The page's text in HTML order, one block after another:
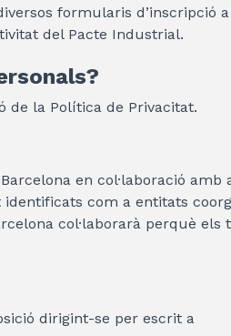
formularis d’inscripció
del Pacte Industrial.
de la Política de Privacitat.
en col·laboració amb
com a entitats
col·laborarà perquè els
dirigint-se per escrit a